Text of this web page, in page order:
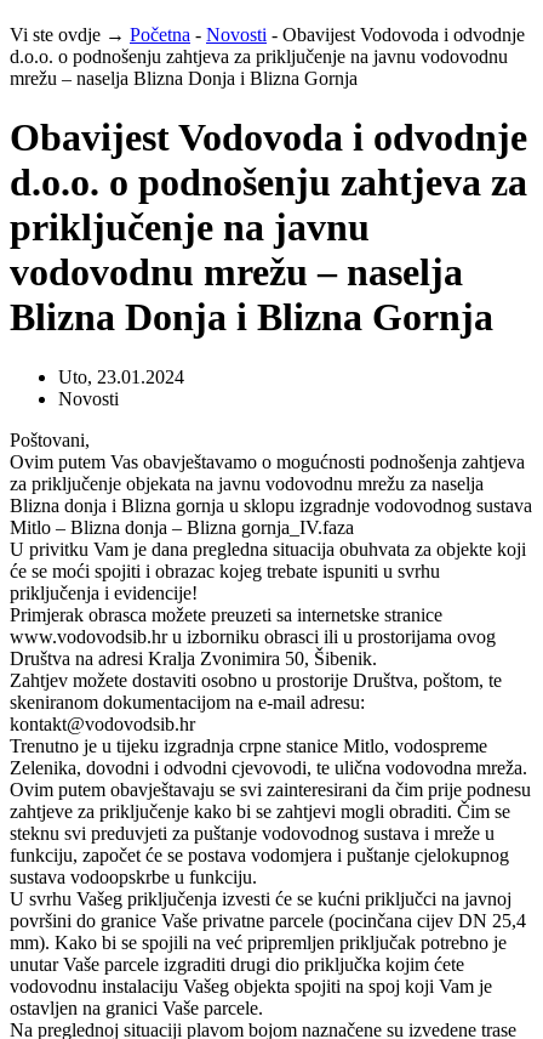
Vi ste ovdje → Početna - Novosti - Obavijest Vodovoda i odvodnje
d.o.o. o podnošenju zahtjeva za priključenje na javnu vodovodnu
mrežu – naselja Blizna Donja i Blizna Gornja
Obavijest Vodovoda i odvodnje
d.o.o. o podnošenju zahtjeva za
priključenje na javnu
vodovodnu mrežu – naselja
Blizna Donja i Blizna Gornja
Uto, 23.01.2024
Novosti
Poštovani,
Ovim putem Vas obavještavamo o mogućnosti podnošenja zahtjeva
za priključenje objekata na javnu vodovodnu mrežu za naselja
Blizna donja i Blizna gornja u sklopu izgradnje vodovodnog sustava
Mitlo – Blizna donja – Blizna gornja_IV.faza
U privitku Vam je dana pregledna situacija obuhvata za objekte koji
će se moći spojiti i obrazac kojeg trebate ispuniti u svrhu
priključenja i evidencije!
Primjerak obrasca možete preuzeti sa internetske stranice
www.vodovodsib.hr u izborniku obrasci ili u prostorijama ovog
Društva na adresi Kralja Zvonimira 50, Šibenik.
Zahtjev možete dostaviti osobno u prostorije Društva, poštom, te
skeniranom dokumentacijom na e-mail adresu:
kontakt@vodovodsib.hr
Trenutno je u tijeku izgradnja crpne stanice Mitlo, vodospreme
Zelenika, dovodni i odvodni cjevovodi, te ulična vodovodna mreža.
Ovim putem obavještavaju se svi zainteresirani da čim prije podnesu
zahtjeve za priključenje kako bi se zahtjevi mogli obraditi. Čim se
steknu svi preduvjeti za puštanje vodovodnog sustava i mreže u
funkciju, započet će se postava vodomjera i puštanje cjelokupnog
sustava vodoopskrbe u funkciju.
U svrhu Vašeg priključenja izvesti će se kućni priključci na javnoj
površini do granice Vaše privatne parcele (pocinčana cijev DN 25,4
mm). Kako bi se spojili na već pripremljen priključak potrebno je
unutar Vaše parcele izgraditi drugi dio priključka kojim ćete
vodovodnu instalaciju Vašeg objekta spojiti na spoj koji Vam je
ostavljen na granici Vaše parcele.
Na preglednoj situaciji plavom bojom naznačene su izvedene trase